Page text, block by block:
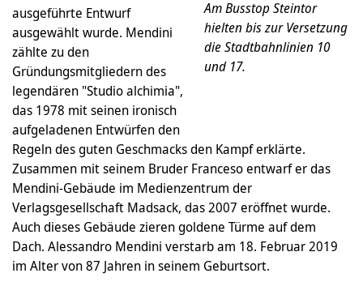
Am Busstop Steintor
hielten bis zur Versetzung
die Stadtbahnlinien 10
und 17.
ausgeführte Entwurf
ausgewählt wurde. Mendini
zählte zu den
Gründungsmitgliedern des
legendären "Studio alchimia",
das 1978 mit seinen ironisch
aufgeladenen Entwürfen den
Regeln des guten Geschmacks den Kampf erklärte.
Zusammen mit seinem Bruder Franceso entwarf er das
Mendini-Gebäude im Medienzentrum der
Verlagsgesellschaft Madsack, das 2007 eröffnet wurde.
Auch dieses Gebäude zieren goldene Türme auf dem
Dach. Alessandro Mendini verstarb am 18. Februar 2019
im Alter von 87 Jahren in seinem Geburtsort.